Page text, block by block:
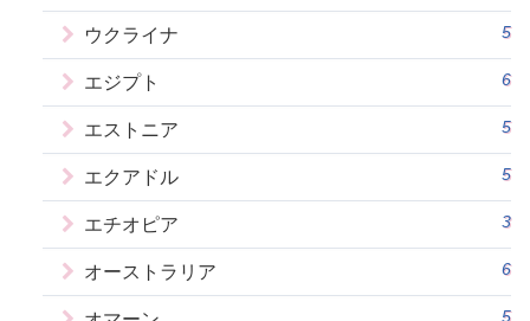
ウクライナ 5
エジプト 6
エストニア 5
エクアドル 5
エチオピア 3
オーストラリア 6
5